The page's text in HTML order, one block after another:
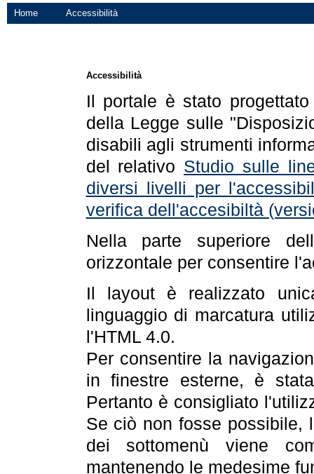
Home Accessibilità
Accessibilità
Il portale è stato
della Legge sulle
disabili agli strumenti
del relativo Studio sulle
diversi livelli per
verifica dell'accesibiltà
Nella parte superiore
orizzontale per consentire
Il layout è realizzato
linguaggio di marcatura
l'HTML 4.0.
Per consentire la
in finestre esterne, è
Pertanto è consigliato
Se ciò non fosse possibile,
dei sottomenù viene
mantenendo le medesime